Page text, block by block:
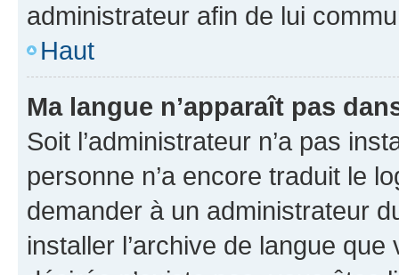
administrateur afin de lui
Haut
Ma langue n’apparaît pas
Soit l’administrateur n’a pas
personne n’a encore traduit le
demander à un administrateur
installer l’archive de langue